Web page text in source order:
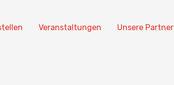
Veranstaltungen Unsere Partner